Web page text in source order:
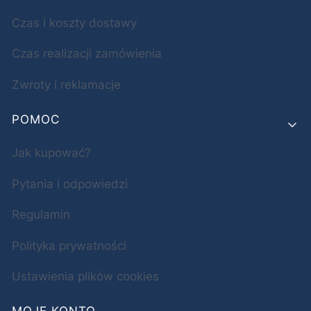
Czas i koszty dostawy
Czas realizacji zamówienia
Zwroty i reklamacje
POMOC
Jak kupować?
Pytania i odpowiedzi
Regulamin
Polityka prywatności
Ustawienia plików cookies